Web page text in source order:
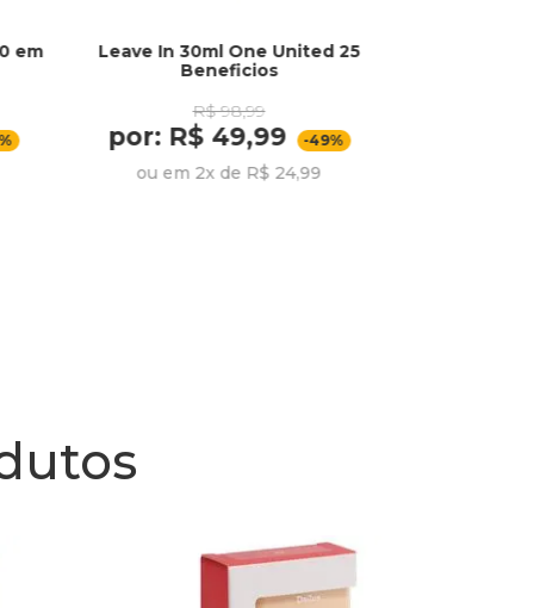
em
Leave In 30ml One United 25
Beneficios
R$ 98,99
por: R$ 49,99 -49%
ou em 2x de R$ 24,99